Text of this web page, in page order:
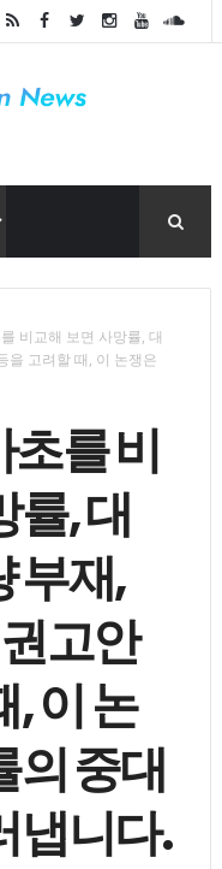
비교해 보면 사망률, 대
을 고려할 때, 이 논쟁은
를 비
률, 대
부재,
고안
, 이 논
의 중대
냅니다.